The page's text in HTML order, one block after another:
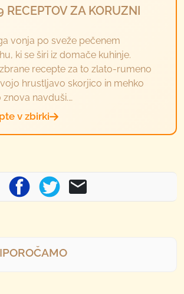
RECEPTOV ZA KORUZNI
vonja po sveže pečenem
ki se širi iz domače kuhinje.
recepte za to zlato-rumeno
hrustljavo skorjico in mehko
navduši.…
v zbirki